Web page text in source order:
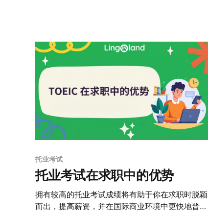
托业考试
托业考试在求职中的优势
拥有较高的托业考试成绩将有助于你在求职时脱颖
而出，提高薪资，并在国际商业环境中更快地晋